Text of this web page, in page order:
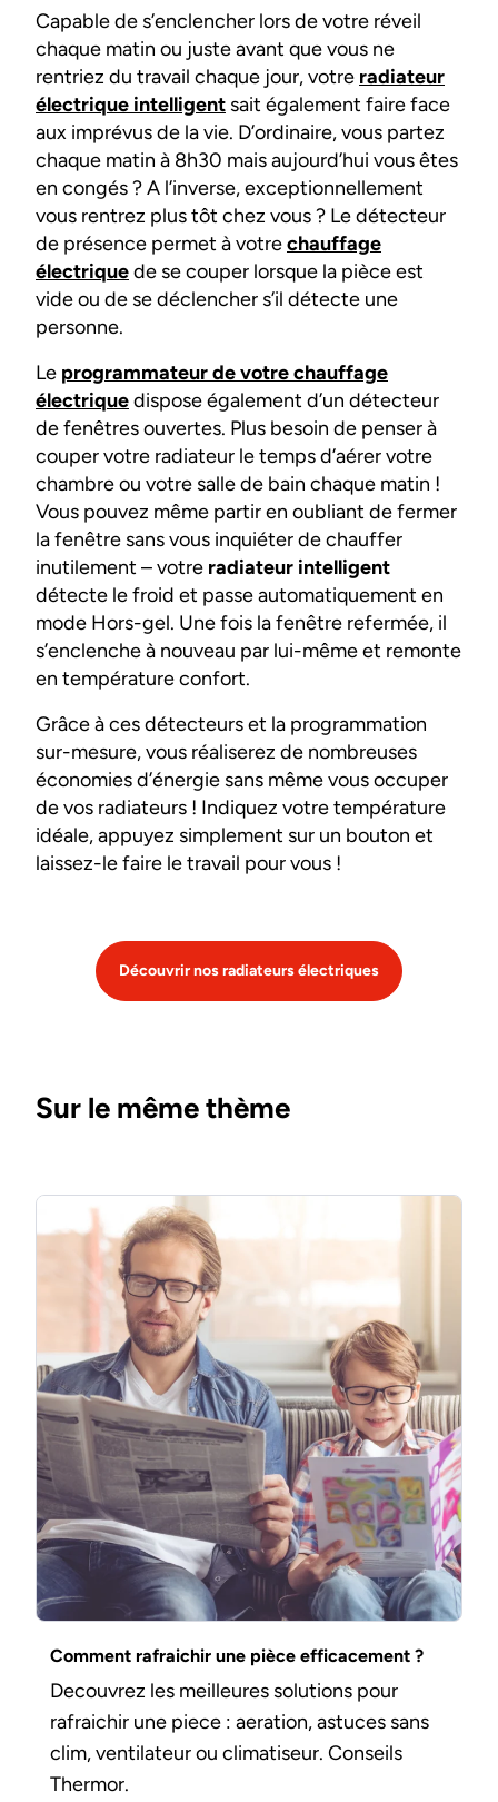
Capable de s’enclencher lors de votre réveil
chaque matin ou juste avant que vous ne
rentriez du travail chaque jour, votre radiateur
électrique intelligent sait également faire face
aux imprévus de la vie. D’ordinaire, vous partez
chaque matin à 8h30 mais aujourd’hui vous êtes
en congés ? A l’inverse, exceptionnellement
vous rentrez plus tôt chez vous ? Le détecteur
de présence permet à votrechauffage
électriquede se couper lorsque la pièce est
vide ou de se déclencher s’il détecte une
personne.
Le programmateur de votre chauffage
électriquedispose également d’un détecteur
de fenêtres ouvertes. Plus besoin de penser à
couper votre radiateur le temps d’aérer votre
chambre ou votre salle de bain chaque matin !
Vous pouvez même partir en oubliant de fermer
la fenêtre sans vous inquiéter de chauffer
inutilement – votre radiateur intelligent
détecte le froid et passe automatiquement en
mode Hors-gel. Une fois la fenêtre refermée, il
s’enclenche à nouveau par lui-même et remonte
en température confort.
Grâce à ces détecteurs et la programmation
sur-mesure, vous réaliserez de nombreuses
économies d’énergie sans même vous occuper
de vos radiateurs ! Indiquez votre température
idéale, appuyez simplement sur un bouton et
laissez-le faire le travail pour vous !
Découvrir nos radiateurs électriques
Sur le même thème
Comment rafraichir une pièce efficacement ?
Decouvrez les meilleures solutions pour
rafraichir une piece : aeration, astuces sans
clim, ventilateur ou climatiseur. Conseils
Thermor.